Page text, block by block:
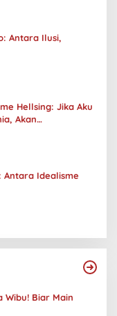
Antara Ilusi,
Hellsing: Jika Aku
Akan
Antara Idealisme
Wibu! Biar Main